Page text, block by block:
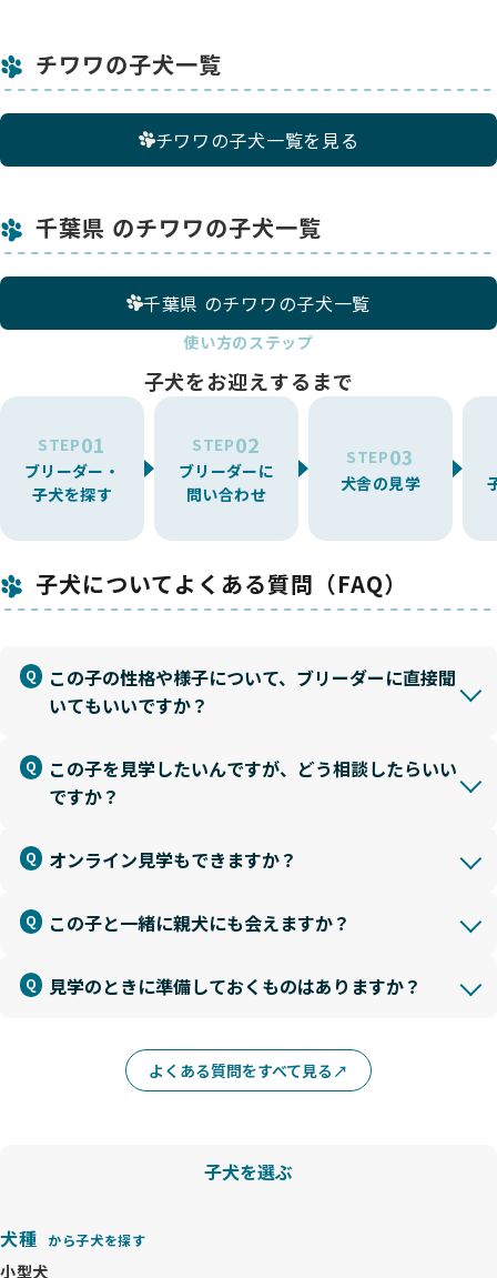
チワワの子犬一覧
チワワの子犬一覧を見る
千葉県 のチワワの子犬一覧
千葉県 のチワワの子犬一覧
使い方のステップ
子犬をお迎えするまで
STEP01
ブリーダー・
子犬を探す
STEP02
ブリーダーに
問い合わせ
STEP03
犬舎の見学
子犬についてよくある質問（FAQ）
この子の性格や様子について、ブリーダーに直接聞
いてもいいですか？
この子を見学したいんですが、どう相談したらいい
ですか？
オンライン見学もできますか？
この子と一緒に親犬にも会えますか？
見学のときに準備しておくものはありますか？
よくある質問をすべて見る
子犬を選ぶ
犬種 から子犬を探す
小型犬